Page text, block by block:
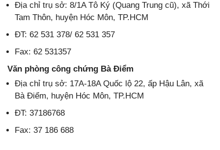
Địa chỉ trụ sở: 8/1A Tô Ký (Quang Trung cũ), xã Thới
Tam Thôn, huyện Hóc Môn, TP.HCM
ĐT: 62 531 378/ 62 531 357
Fax: 62 531357
Văn phòng công chứng Bà Điểm
Địa chỉ trụ sở: 17A-18A Quốc lộ 22, ấp Hậu Lân, xã
Bà Điểm, huyện Hóc Môn, TP.HCM
ĐT: 37186768
Fax: 37 186 688